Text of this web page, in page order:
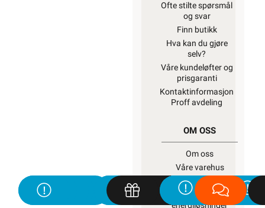
Ofte stilte spørsmål
og svar
Finn butikk
Hva kan du gjøre
selv?
Våre kundeløfter og
prisgaranti
Kontaktinformasjon
Proff avdeling
OM OSS
Om oss
Våre varehus
Våre partner
Fremtidens
energiløsninger